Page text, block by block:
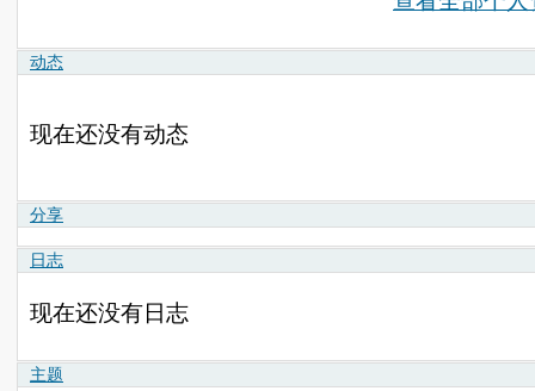
动态
现在还没有动态
分享
日志
现在还没有日志
主题